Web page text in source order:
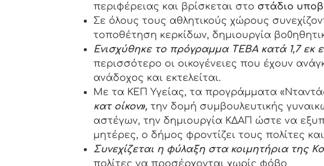
περιφέρειας και βρίσκεται στο στάδιο
Σε όλους τους αθλητικούς χώρους
τοποθέτηση κερκίδων, δημιουργία
Ενισχύθηκε το πρόγραμμα ΤΕΒΑ κατά 1,7 εκ
περισσότερο οι οικογένειες που έχουν
ανάδοχος και εκτελείται.
Με τα ΚΕΠ Υγείας, τα προγράμματα
κατ οίκον», την δομή συμβουλευτικής
αστέγων, την δημιουργία ΚΔΑΠ ώστε να
μητέρες, ο δήμος φροντίζει τους πολίτες
Συνεχίζεται η φύλαξη στα κοιμητήρια της
πολίτες να προσέρχονται χωρίς φόβο